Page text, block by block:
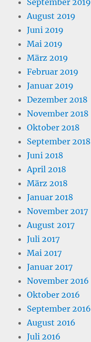
August 2019
Juni 2019
Mai 2019
März 2019
Februar 2019
Januar 2019
Dezember 2018
November 2018
Oktober 2018
September 2018
Juni 2018
April 2018
März 2018
Januar 2018
November 2017
August 2017
Juli 2017
Mai 2017
Januar 2017
November 2016
Oktober 2016
September 2016
August 2016
Juli 2016